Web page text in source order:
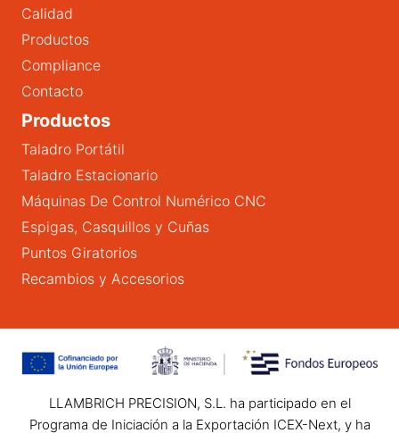
Calidad
Productos
Compliance
Contacto
Productos
Taladro Portátil
Taladro Estacionario
Máquinas De Control Numérico CNC
Espigas, Casquillos y Cuñas
Puntos Giratorios
Recambios y Accesorios
LLAMBRICH PRECISION, S.L. ha participado en el
Programa de Iniciación a la Exportación ICEX-Next, y ha